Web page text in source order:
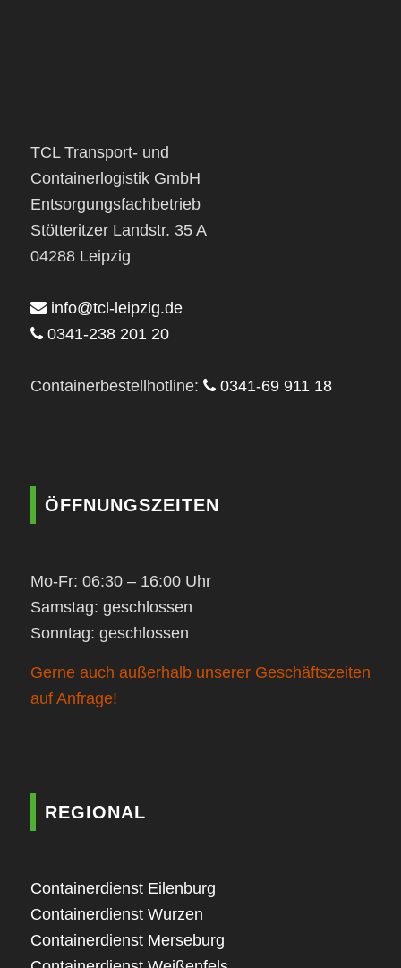
TCL Transport- und
Containerlogistik GmbH
Entsorgungsfachbetrieb
Stötteritzer Landstr. 35 A
04288 Leipzig
info@tcl-leipzig.de
0341-238 201 20
Containerbestellhotline: 0341-69 911 18
ÖFFNUNGSZEITEN
Mo-Fr: 06:30 – 16:00 Uhr
Samstag: geschlossen
Sonntag: geschlossen
Gerne auch außerhalb unserer Geschäftszeiten
auf Anfrage!
REGIONAL
Containerdienst Eilenburg
Containerdienst Wurzen
Containerdienst Merseburg